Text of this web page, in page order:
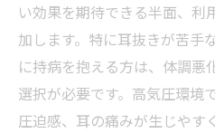
い効果を期待できる半面、利
加します。特に耳抜きが苦手
に持病を抱える方は、体調悪
選択が必要です。高気圧環境
圧迫感、耳の痛みが生じやす